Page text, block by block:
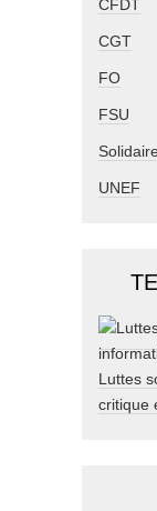
CFDT
CGT
FO
FSU
UNEF
Luttes
critique